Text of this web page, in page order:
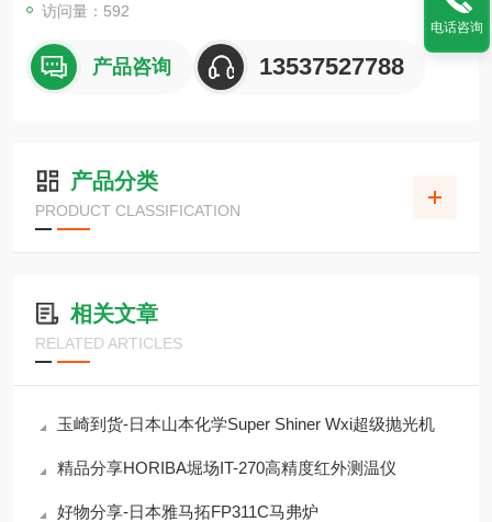
访问量：592
产品咨询 13537527788
产品分类
PRODUCT CLASSIFICATION
相关文章
RELATED ARTICLES
玉崎到货-日本山本化学Super Shiner Wxi超级抛光机
精品分享HORIBA堀场IT-270高精度红外测温仪
好物分享-日本雅马拓FP311C马弗炉
电话咨询